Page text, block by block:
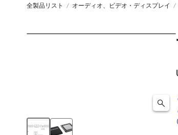
パ
全製品リスト オーディオ、ビデオ・ディスプレイ